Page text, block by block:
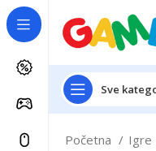
Sve
Početna Igre